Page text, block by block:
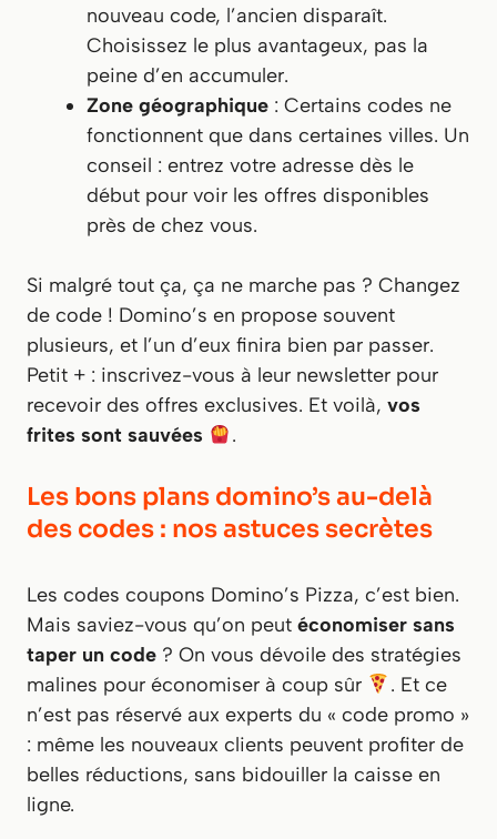
nouveau code, l’ancien disparaît.
Choisissez le plus avantageux, pas la
peine d’en accumuler.
Zone géographique : Certains codes ne
fonctionnent que dans certaines villes. Un
conseil : entrez votre adresse dès le
début pour voir les offres disponibles
près de chez vous.
Si malgré tout ça, ça ne marche pas ? Changez
de code ! Domino’s en propose souvent
plusieurs, et l’un d’eux finira bien par passer.
Petit + : inscrivez-vous à leur newsletter pour
recevoir des offres exclusives. Et voilà, vos
frites sont sauvées
.
Les bons plans domino’s au-delà
des codes : nos astuces secrètes
Les codes coupons Domino’s Pizza, c’est bien.
Mais saviez-vous qu’on peut économiser sans
taper un code ? On vous dévoile des stratégies
malines pour économiser à coup sûr
. Et ce
n’est pas réservé aux experts du « code promo »
: même les nouveaux clients peuvent profiter de
belles réductions, sans bidouiller la caisse en
ligne.